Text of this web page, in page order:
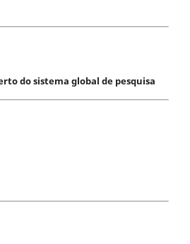
do sistema global de pesquisa